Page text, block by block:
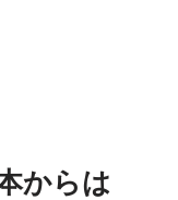
からは